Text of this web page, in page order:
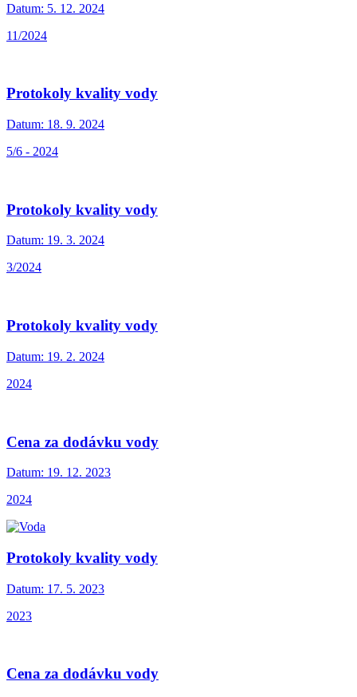
Datum: 5. 12. 2024
11/2024
Protokoly kvality vody
Datum: 18. 9. 2024
5/6 - 2024
Protokoly kvality vody
Datum: 19. 3. 2024
3/2024
Protokoly kvality vody
Datum: 19. 2. 2024
2024
Cena za dodávku vody
Datum: 19. 12. 2023
2024
Protokoly kvality vody
Datum: 17. 5. 2023
2023
Cena za dodávku vody